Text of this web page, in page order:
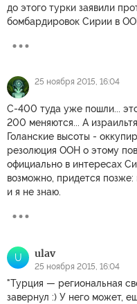
до этого турки заявили
бомбардировок Сирии в
25 ноября 2015, 16:04
С-400 туда уже пошли...
200 меняются... А
Голанские высоты -
резолюция ООН о этому
официально в интересах
возможно, придется
и я не знаю.
U ulav
25 ноября 2015, 16:04
"Турция — региональная
завернул :) У него может,